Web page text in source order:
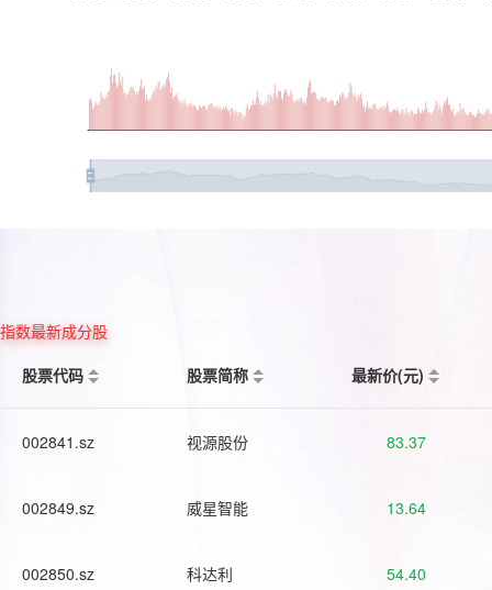
指数最新成分股
股票代码
股票简称 最新价(元)
002841.sz 视源股份 83.37
002849.sz 威星智能 13.64
002850.sz 科达利 54.40